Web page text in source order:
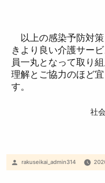
以上の感染予防対
きより良い介護サー
員一丸となって取り
理解とご協力のほど
す。
社
rakuseikai_admin314